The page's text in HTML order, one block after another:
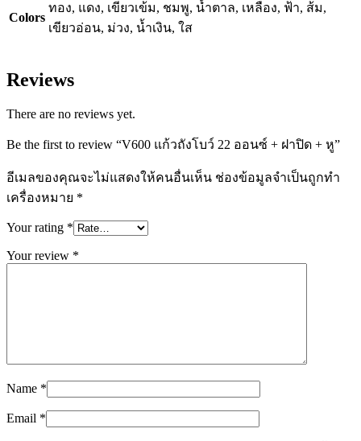
Colors
ทอง, แดง, เขียวเข้ม, ชมพู, น้ำตาล, เหลือง, ฟ้า, ส้ม,
เขียวอ่อน, ม่วง, น้ำเงิน, ใส
Reviews
There are no reviews yet.
Be the first to review “V600 แก้วถังโบว์ 22 ออนซ์ + ฝาปิด + หู”
อีเมลของคุณจะไม่แสดงให้คนอื่นเห็น ช่องข้อมูลจำเป็นถูกทำ
เครื่องหมาย *
Your rating *
Your review *
Name *
Email *